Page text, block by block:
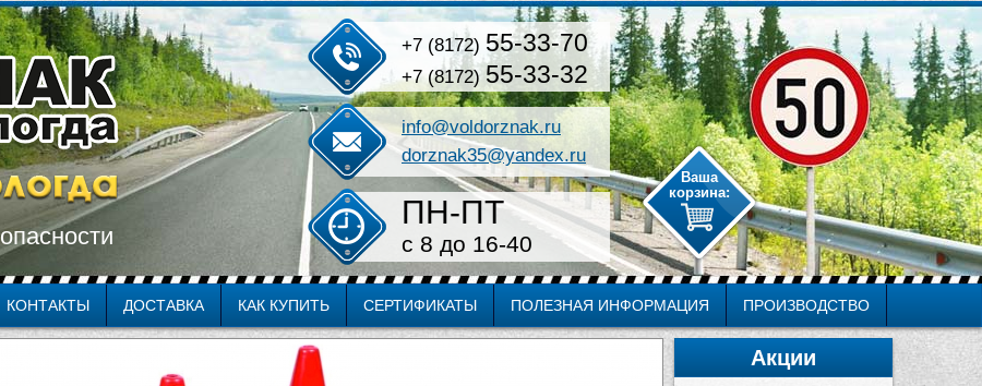
+7 (8172) 55-33-70
+7 (8172) 55-33-32
info@voldorznak.ru
dorznak35@yandex.ru
ПН-ПТ
c 8 до 16-40
КОНТАКТЫ ДОСТАВКА КАК КУПИТЬ СЕРТИФИКАТЫ ПОЛЕЗНАЯ ИНФОРМАЦИЯ ПРОИЗВОДСТВО
Акции